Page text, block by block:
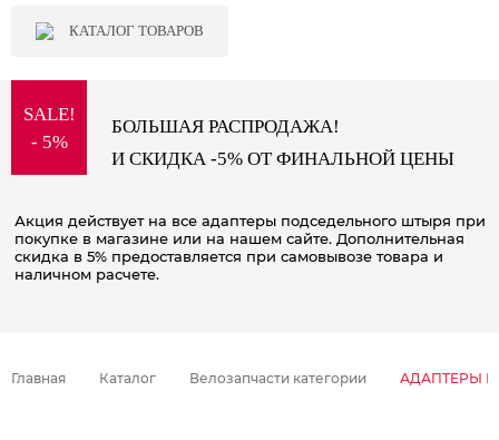
КАТАЛОГ ТОВАРОВ
SALE!
- 5%
БОЛЬШАЯ РАСПРОДАЖА!
И СКИДКА -5% ОТ ФИНАЛЬНОЙ ЦЕНЫ
Акция действует на все адаптеры подседельного штыря при
покупке в магазине или на нашем сайте. Дополнительная
скидка в 5% предоставляется при самовывозе товара и
наличном расчете.
Главная Каталог Велозапчасти категории АДАПТЕРЫ